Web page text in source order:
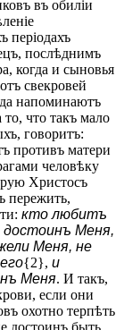
въ обиліи
періодахъ
послѣднимъ
когда и сыновья
свекровей
напоминаютъ
что такъ мало
говоритъ:
противъ матери
человѣку
Христосъ
пережить,
кто любитъ
Меня,
Меня, не
{2}, и
Меня. И такъ,
если они
охотно терпѣть
достоинъ быть